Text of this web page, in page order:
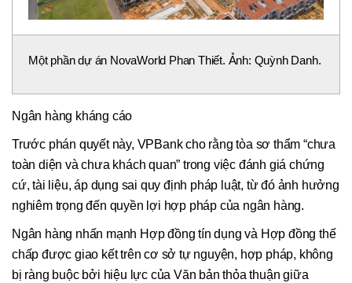
Một phần dự án NovaWorld Phan Thiết. Ảnh: Quỳnh Danh.
Ngân hàng kháng cáo
Trước phán quyết này, VPBank cho rằng tòa sơ thẩm “chưa
toàn diện và chưa khách quan” trong việc đánh giá chứng
cứ, tài liệu, áp dụng sai quy định pháp luật, từ đó ảnh hưởng
nghiêm trọng đến quyền lợi hợp pháp của ngân hàng.
Ngân hàng nhấn mạnh Hợp đồng tín dụng và Hợp đồng thế
chấp được giao kết trên cơ sở tự nguyện, hợp pháp, không
bị ràng buộc bởi hiệu lực của Văn bản thỏa thuận giữa